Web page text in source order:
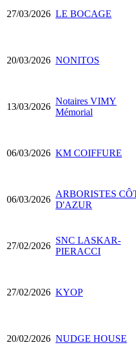
27/03/2026 LE BOCAGE
20/03/2026 NONITOS
13/03/2026
Notaires VIMY
Mémorial
06/03/2026 KM COIFFURE
06/03/2026
ARBORISTES
D'AZUR
27/02/2026
SNC LASKAR-
PIERACCI
27/02/2026 KYOP
20/02/2026 NUDGE HOUSE